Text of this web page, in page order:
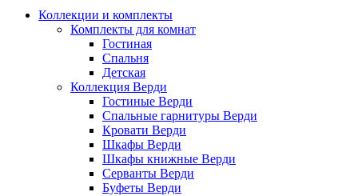
Коллекции и комплекты
Комплекты для комнат
Гостиная
Спальня
Детская
Коллекция Верди
Гостиные Верди
Спальные гарнитуры Верди
Кровати Верди
Шкафы Верди
Шкафы книжные Верди
Серванты Верди
Буфеты Верди